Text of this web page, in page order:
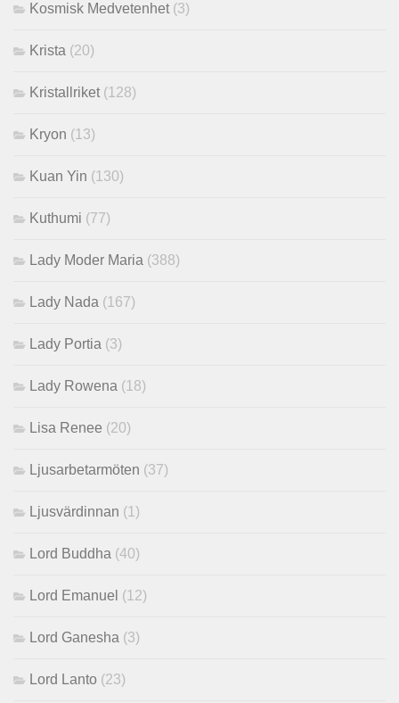
Kosmisk Medvetenhet (3)
Krista (20)
Kristallriket (128)
Kryon (13)
Kuan Yin (130)
Kuthumi (77)
Lady Moder Maria (388)
Lady Nada (167)
Lady Portia (3)
Lady Rowena (18)
Lisa Renee (20)
Ljusarbetarmöten (37)
Ljusvärdinnan (1)
Lord Buddha (40)
Lord Emanuel (12)
Lord Ganesha (3)
Lord Lanto (23)